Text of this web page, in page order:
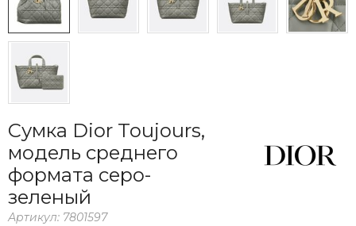
Сумка Dior Toujours,
модель среднего
формата серо-
зеленый
Артикул: 7801597